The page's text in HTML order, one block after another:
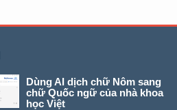
Dùng AI dịch chữ Nôm sang
chữ Quốc ngữ của nhà khoa
học Việt